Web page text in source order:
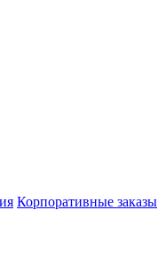
Корпоративные заказы